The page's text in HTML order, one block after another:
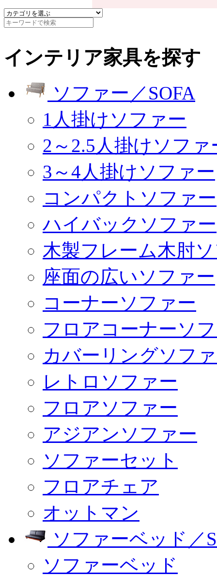
インテリア家具を探す
ソファー／SOFA
1人掛けソファー
2～2.5人掛けソファ
3～4人掛けソファー
コンパクトソファー
ハイバックソファー
木製フレーム木肘
座面の広いソファー
コーナーソファー
フロアコーナーソ
カバーリングソフ
レトロソファー
フロアソファー
アジアンソファー
ソファーセット
フロアチェア
オットマン
ソファーベッド／
ソファーベッド